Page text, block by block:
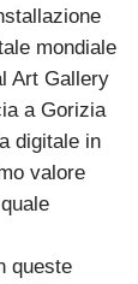
mondiale
Art Gallery
a Gorizia
digitale in
valore
queste